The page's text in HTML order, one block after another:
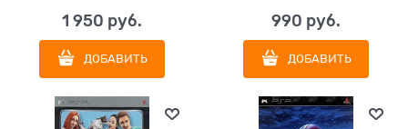
1 950 руб.
ДОБАВИТЬ
990 руб.
ДОБАВИТЬ